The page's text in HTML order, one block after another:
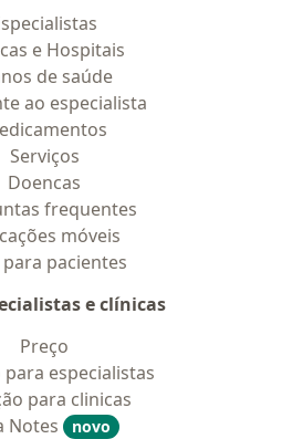
e Hospitais
de saúde
ao especialista
Serviços
Doencas
frequentes
móveis
pacientes
e clínicas
Preço
para especialistas
para clinicas
Notes
novo